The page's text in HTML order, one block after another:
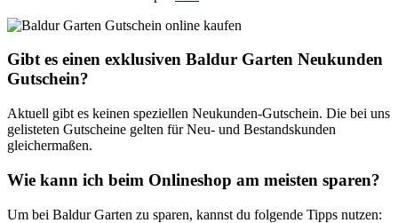
Gibt es einen exklusiven Baldur Garten Neukunden
Gutschein?
Aktuell gibt es keinen speziellen Neukunden-Gutschein. Die bei uns
gelisteten Gutscheine gelten für Neu- und Bestandskunden
gleichermaßen.
Wie kann ich beim Onlineshop am meisten sparen?
Um bei Baldur Garten zu sparen, kannst du folgende Tipps nutzen: